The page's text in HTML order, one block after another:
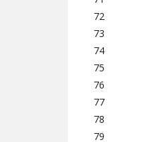
72
73
74
75
76
77
78
79